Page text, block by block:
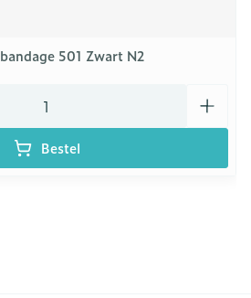
501 Zwart N2
Bestel